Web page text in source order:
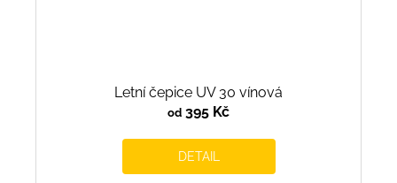
Letní čepice UV 30 vínová
od 395 Kč
DETAIL